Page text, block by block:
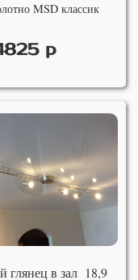
MSD классик
р
глянец в зал 18,9